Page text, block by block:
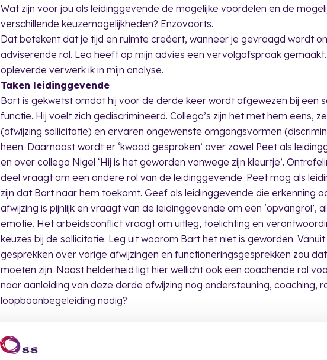
Wat zijn voor jou als leidinggevende de mogelijke voordelen en de
verschillende keuzemogelijkheden? Enzovoorts.
Dat betekent dat je tijd en ruimte creëert, wanneer je gevraagd wordt
adviserende rol. Lea heeft op mijn advies een vervolgafspraak
opleverde verwerk ik in mijn analyse.
Taken leidinggevende
Bart is gekwetst omdat hij voor de derde keer wordt afgewezen bij een
functie. Hij voelt zich gediscrimineerd. Collega’s zijn het met hem eens,
(afwijzing sollicitatie) en ervaren ongewenste omgangsvormen
heen. Daarnaast wordt er ‘kwaad gesproken’ over zowel Peet als
en over collega Nigel ‘Hij is het geworden vanwege zijn kleurtje’.
deel vraagt om een andere rol van de leidinggevende. Peet mag als
zijn dat Bart naar hem toekomt. Geef als leidinggevende die erkenning
afwijzing is pijnlijk en vraagt van de leidinggevende om een ‘opvangrol’,
emotie. Het arbeidsconflict vraagt om uitleg, toelichting en
keuzes bij de sollicitatie. Leg uit waarom Bart het niet is geworden.
gesprekken over vorige afwijzingen en functioneringsgesprekken zou
moeten zijn. Naast helderheid ligt hier wellicht ook een coachende rol
naar aanleiding van deze derde afwijzing nog ondersteuning, coaching,
loopbaanbegeleiding nodig?